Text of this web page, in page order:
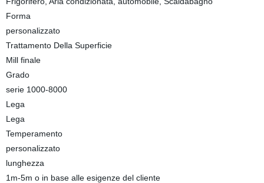
Forma
personalizzato
Trattamento Della Superficie
Mill finale
Grado
serie 1000-8000
Lega
Lega
Temperamento
personalizzato
lunghezza
1m-5m o in base alle esigenze del cliente